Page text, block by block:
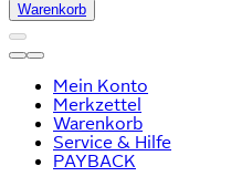
Warenkorb
Mein Konto
Merkzettel
Warenkorb
Service & Hilfe
PAYBACK